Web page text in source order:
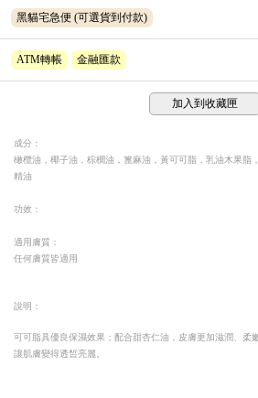
黑貓宅急便 (可選貨到付款)
ATM轉帳 金融匯款
加入到收藏匣
成分：
橄欖油，椰子油，棕櫚油，篦麻油，黃可可脂，乳油木果脂
精油
功效：
適用膚質：
任何膚質皆適用
說明：
可可脂具優良保濕效果；配合甜杏仁油，皮膚更加滋潤、柔
讓肌膚變得透皙亮麗。